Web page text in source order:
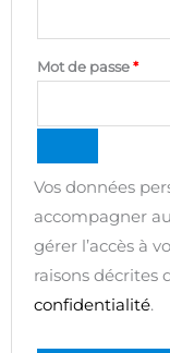
Mot de passe*
Vos données
accompagner
gérer l’accès à
raisons décrites
confidentialité.